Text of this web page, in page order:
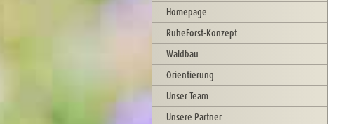
Homepage
RuheForst-Konzept
Waldbau
Orientierung
Unser Team
Unsere Partner